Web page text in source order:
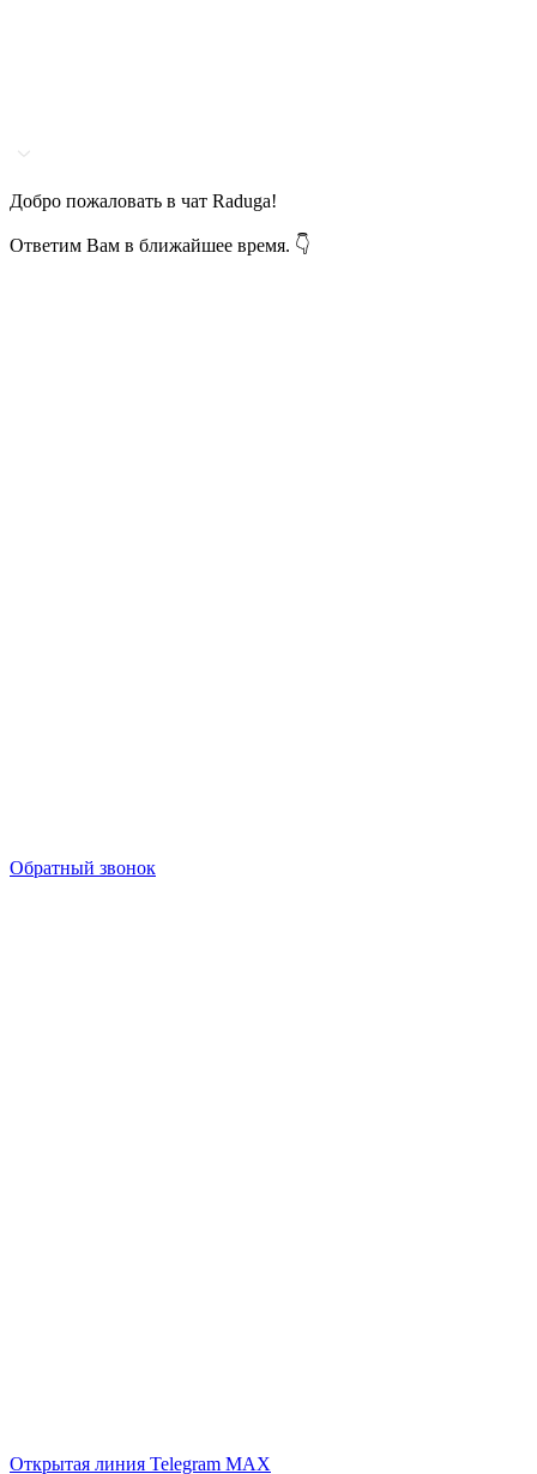
Добро пожаловать в чат Raduga!
Ответим Вам в ближайшее время. 👇
Обратный звонок
Открытая линия Telegram MAX